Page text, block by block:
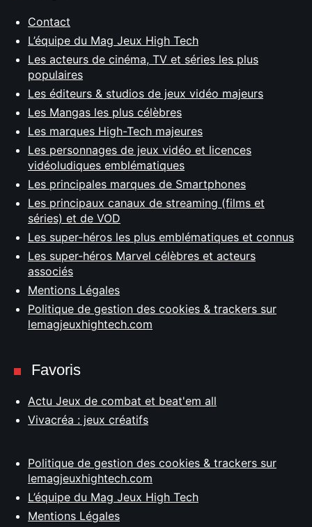
Contact
L’équipe du Mag Jeux High Tech
Les acteurs de cinéma, TV et séries les plus
populaires
Les éditeurs & studios de jeux vidéo majeurs
Les Mangas les plus célèbres
Les marques High-Tech majeures
Les personnages de jeux vidéo et licences
vidéoludiques emblématiques
Les principales marques de Smartphones
Les principaux canaux de streaming (films et
séries) et de VOD
Les super-héros les plus emblématiques et connus
Les super-héros Marvel célèbres et acteurs
associés
Mentions Légales
Politique de gestion des cookies & trackers sur
lemagjeuxhightech.com
Favoris
Actu Jeux de combat et beat'em all
Vivacréa : jeux créatifs
Politique de gestion des cookies & trackers sur
lemagjeuxhightech.com
L’équipe du Mag Jeux High Tech
Mentions Légales